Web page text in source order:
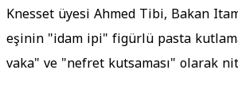
Knesset üyesi Ahmed Tibi, Bakan
eşinin "idam ipi" figürlü pasta
vaka" ve "nefret kutsaması" olarak